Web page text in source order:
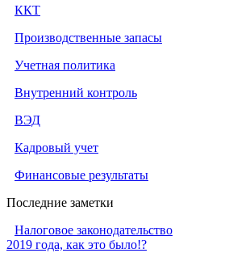
ККТ
Производственные запасы
Учетная политика
Внутренний контроль
ВЭД
Кадровый учет
Финансовые результаты
Последние заметки
Налоговое законодательство
2019 года, как это было!?